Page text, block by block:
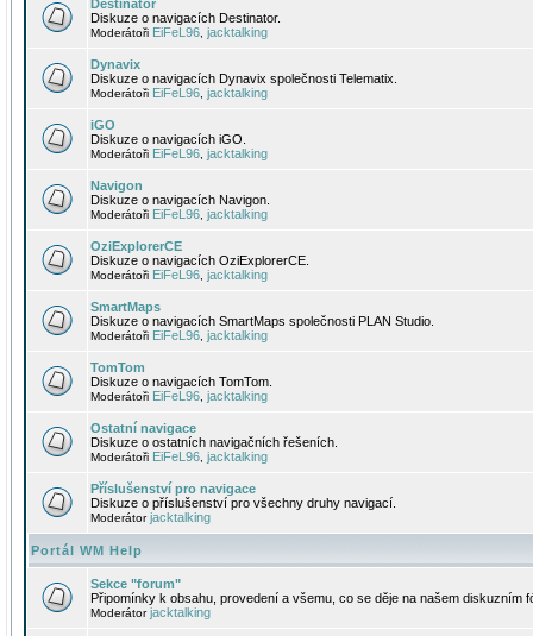
Destinator
Diskuze o navigacích Destinator.
Moderátoři EiFeL96 jacktalking
Dynavix
Diskuze o navigacích Dynavix společnosti Telematix.
Moderátoři EiFeL96 jacktalking
iGO
Diskuze o navigacích iGO.
Moderátoři EiFeL96 jacktalking
Navigon
Diskuze o navigacích Navigon.
Moderátoři EiFeL96 jacktalking
OziExplorerCE
Diskuze o navigacích OziExplorerCE.
Moderátoři EiFeL96 jacktalking
SmartMaps
Diskuze o navigacích SmartMaps společnosti PLAN Studio.
Moderátoři EiFeL96 jacktalking
TomTom
Diskuze o navigacích TomTom.
Moderátoři EiFeL96 jacktalking
Ostatní navigace
Diskuze o ostatních navigačních řešeních.
Moderátoři EiFeL96 jacktalking
Příslušenství pro navigace
Diskuze o příslušenství pro všechny druhy navigací.
Moderátorjacktalking
Portál WM Help
Sekce "forum"
Připomínky k obsahu, provedení a všemu, co se děje na našem diskuzním
Moderátorjacktalking